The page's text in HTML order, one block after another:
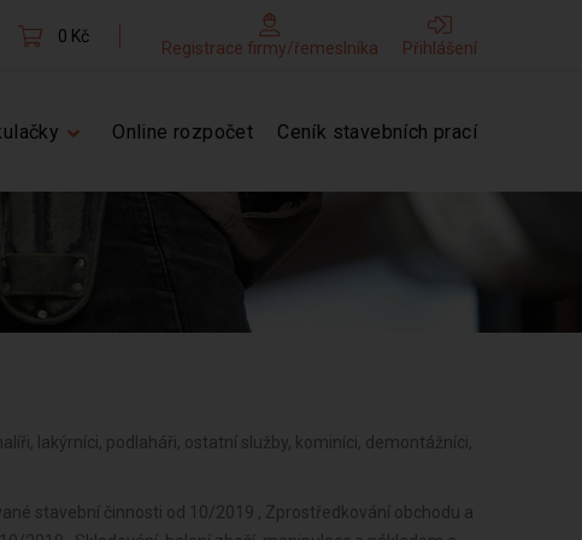
0 Kč
Registrace firmy/řemeslníka Přihlášení
Online rozpočet Ceník stavebních prací
lakýrníci, podlaháři, ostatní služby, kominíci, demontážníci,
stavební činnosti od 10/2019 , Zprostředkování obchodu a